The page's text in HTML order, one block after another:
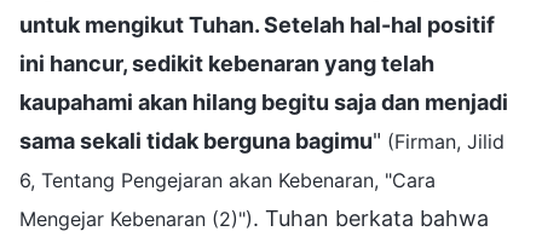
untuk mengikut Tuhan. Setelah hal-hal positif
ini hancur, sedikit kebenaran yang telah
kaupahami akan hilang begitu saja dan menjadi
sama sekali tidak berguna bagimu" (Firman, Jilid
6, Tentang Pengejaran akan Kebenaran, "Cara
Mengejar Kebenaran (2)"). Tuhan berkata bahwa